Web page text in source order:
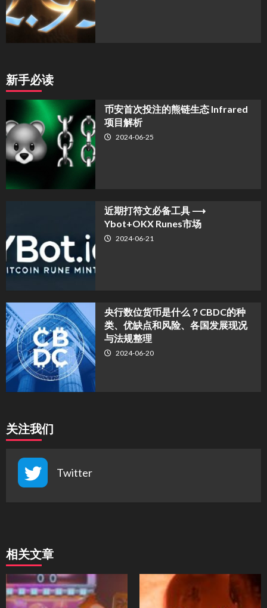
新手必读
币安首次投注的熊链生态 Infrared
项目解析
2024-06-25
近期打符文必备工具 ⟶
Ybot+OKX Runes市场
2024-06-21
央行数位货币是什么？CBDC的种
类、优缺点和风险、各国发展现况
与法规整理
2024-06-20
关注我们
Twitter
相关文章